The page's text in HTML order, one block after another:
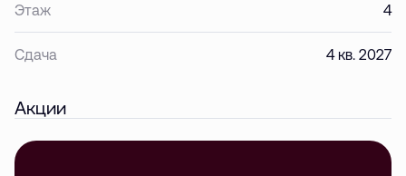
Этаж 4
Сдача 4 кв. 2027
Акции